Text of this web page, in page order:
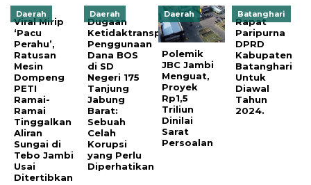
Daerah
Viral Mirip
‘Pacu
Perahu’,
Ratusan
Mesin
Dompeng
PETI
Ramai-
Ramai
Tinggalkan
Aliran
Sungai di
Tebo Jambi
Usai
Ditertibkan
Daerah
Dugaan
Ketidaktransparanan
Penggunaan
Dana BOS
di SD
Negeri 175
Tanjung
Jabung
Barat:
Sebuah
Celah
Korupsi
yang Perlu
Diperhatikan
Daerah
Polemik
JBC Jambi
Menguat,
Proyek
Rp1,5
Triliun
Dinilai
Sarat
Persoalan
Batanghari
Rapat
Paripurna
DPRD
Kabupaten
Batanghari
Untuk
Diawal
Tahun
2024.